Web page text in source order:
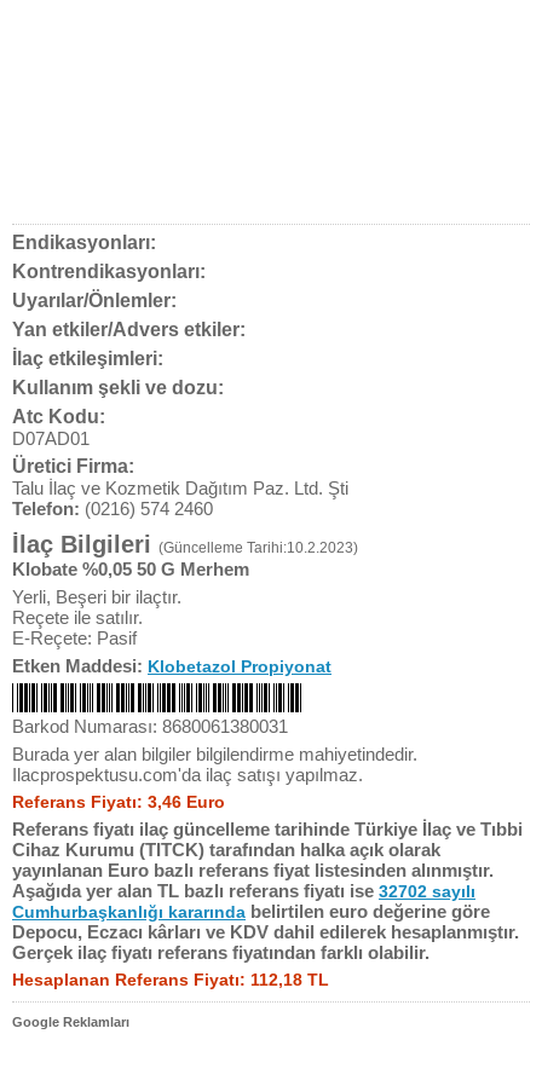
Endikasyonları:
Kontrendikasyonları:
Uyarılar/Önlemler:
Yan etkiler/Advers etkiler:
İlaç etkileşimleri:
Kullanım şekli ve dozu:
Atc Kodu:
D07AD01
Üretici Firma:
Talu İlaç ve Kozmetik Dağıtım Paz. Ltd. Şti
Telefon: (0216) 574 2460
İlaç Bilgileri (Güncelleme Tarihi:10.2.2023)
Klobate %0,05 50 G Merhem
Yerli, Beşeri bir ilaçtır.
Reçete ile satılır.
E-Reçete: Pasif
Etken Maddesi: Klobetazol Propiyonat
Barkod Numarası: 8680061380031
Burada yer alan bilgiler bilgilendirme mahiyetindedir.
Ilacprospektusu.com'da ilaç satışı yapılmaz.
Referans Fiyatı: 3,46 Euro
Referans fiyatı ilaç güncelleme tarihinde Türkiye İlaç ve Tıbbi
Cihaz Kurumu (TITCK) tarafından halka açık olarak
yayınlanan Euro bazlı referans fiyat listesinden alınmıştır.
Aşağıda yer alan TL bazlı referans fiyatı ise 32702 sayılı
Cumhurbaşkanlığı kararında belirtilen euro değerine göre
Depocu, Eczacı kârları ve KDV dahil edilerek hesaplanmıştır.
Gerçek ilaç fiyatı referans fiyatından farklı olabilir.
Hesaplanan Referans Fiyatı: 112,18 TL
Google Reklamları